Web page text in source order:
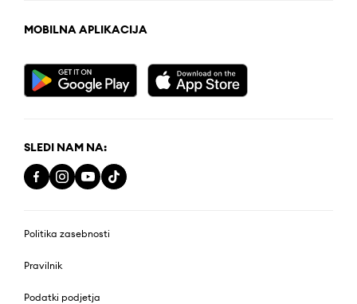
MOBILNA APLIKACIJA
SLEDI NAM NA:
Politika zasebnosti
Pravilnik
Podatki podjetja